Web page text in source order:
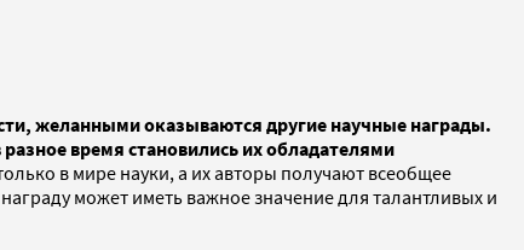
желанными оказываются другие научные награды.
время становились их обладателями
в мире науки, а их авторы получают всеобщее
может иметь важное значение для талантливых и